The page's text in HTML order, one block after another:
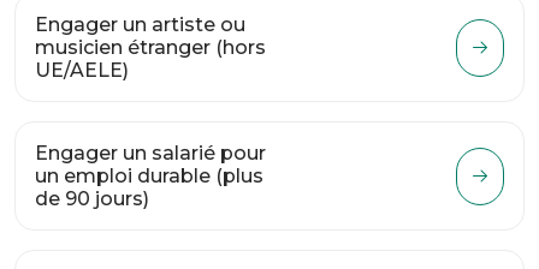
Engager un artiste ou
musicien étranger (hors
UE/AELE)
Engager un salarié pour
un emploi durable (plus
de 90 jours)